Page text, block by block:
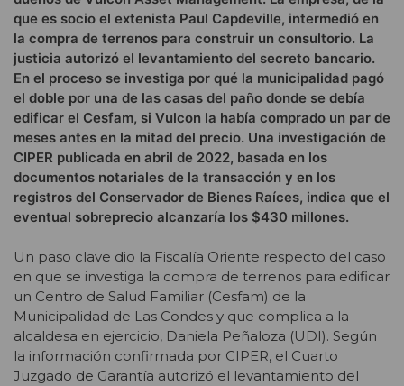
que es socio el extenista Paul Capdeville, intermedió en
la compra de terrenos para construir un consultorio. La
justicia autorizó el levantamiento del secreto bancario.
En el proceso se investiga por qué la municipalidad pagó
el doble por una de las casas del paño donde se debía
edificar el Cesfam, si Vulcon la había comprado un par de
meses antes en la mitad del precio. Una investigación de
CIPER publicada en abril de 2022, basada en los
documentos notariales de la transacción y en los
registros del Conservador de Bienes Raíces, indica que el
eventual sobreprecio alcanzaría los $430 millones.
Un paso clave dio la Fiscalía Oriente respecto del caso
en que se investiga la compra de terrenos para edificar
un Centro de Salud Familiar (Cesfam) de la
Municipalidad de Las Condes y que complica a la
alcaldesa en ejercicio, Daniela Peñaloza (UDI). Según
la información confirmada por CIPER, el Cuarto
Juzgado de Garantía autorizó el levantamiento del